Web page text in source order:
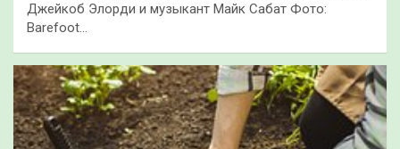
Джейкоб Элорди и музыкант Майк Сабат Фото:
Barefoot…